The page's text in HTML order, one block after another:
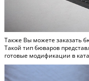
Также Вы можете заказать
Такой тип бюваров
готовые модификации в